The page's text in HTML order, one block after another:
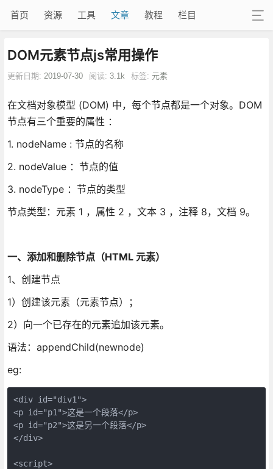
首页 资源 工具 文章 教程 栏目
DOM元素节点js常用操作
更新日期: 2019-07-30 阅读: 3.1k 标签: 元素
在文档对象模型 (DOM) 中，每个节点都是一个对象。DOM
节点有三个重要的属性 ：
1. nodeName : 节点的名称
2. nodeValue ：节点的值
3. nodeType ：节点的类型
节点类型：元素 1 ，属性 2 ，文本 3 ，注释 8，文档 9。
一、添加和删除节点（HTML 元素）
1、创建节点
1）创建该元素（元素节点）；
2）向一个已存在的元素追加该元素。
语法：appendChild(newnode)
eg:
<div id="div1">
<p id="p1">这是一个段落</p>
<p id="p2">这是另一个段落</p>
</div>
<script>